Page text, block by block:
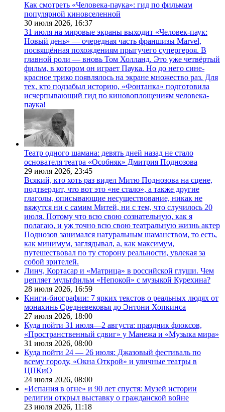
Как смотреть «Человека-паука»: гид по фильмам
популярной киновселенной
30 июля 2026, 16:37
31 июля на мировые экраны выходит «Человек-паук:
Новый день» — очередная часть франшизы Marvel,
посвящённая похождениям прыгучего супергероя. В
главной роли — вновь Том Холланд. Это уже четвёртый
фильм, в котором он играет Паука. Но до него сине-
красное трико появлялось на экране множество раз. Для
тех, кто подзабыл историю, «Фонтанка» подготовила
исчерпывающий гид по киновоплощениям человека-
паука!
Театр одного шамана: девять дней назад не стало
основателя театра «Особняк» Дмитрия Поднозова
29 июля 2026, 23:45
Всякий, кто хоть раз видел Митю Поднозова на сцене,
подтвердит, что вот это «не стало», а также другие
глаголы, описывающие несуществование, никак не
вяжутся ни с самим Митей, ни с тем, что случилось 20
июля. Потому что всю свою сознательную, как я
полагаю, и уж точно всю свою театральную жизнь актер
Поднозов занимался натуральным шаманством, то есть,
как минимум, заглядывал, а, как максимум,
путешествовал по ту сторону реальности, увлекая за
собой зрителей.
Линч, Кортасар и «Матрица» в российской глуши. Чем
цепляет мультфильм «Непокой» с музыкой Курехина?
28 июля 2026, 16:59
Книги-биографии: 7 ярких текстов о реальных людях от
монахинь Средневековья до Энтони Хопкинса
27 июля 2026, 18:00
Куда пойти 31 июля—2 августа: праздник флоксов,
«Пространственный сдвиг» у Манежа и «Музыка мира»
31 июля 2026, 08:00
Куда пойти 24 — 26 июля: Джазовый фестиваль по
всему городу, «Окна Открой» и уличные театры в
ЦПКиО
24 июля 2026, 08:00
«Испания в огне» и 90 лет спустя: Музей истории
религии открыл выставку о гражданской войне
23 июля 2026, 11:18